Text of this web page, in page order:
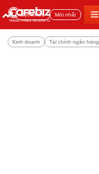
Đọc nhiều Mới nhất
Kinh doanh Tài chính ngân hàng